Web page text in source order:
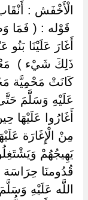
الْأَخْفَش :
‏قَوْله : ( فَمَا
أَغَارَ عَلَيْنَا
ذَلِكَ شَيْء )
كَانَتْ مَحْمِيَّة
عَلَيْهِ وَسَلَّمَ
أَغَارُوا عَلَيْهَا
مِنْ الْإِغَارَة
يَهِيجُهُمْ
قُدُومنَا حِرَاسَة
اللَّه عَلَيْهِ